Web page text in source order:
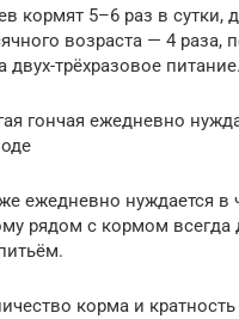
кормят 5–6 раз в сутки,
возраста — 4 раза,
двух-трёхразовое питание.
гончая ежедневно
ежедневно нуждается в
рядом с кормом всегда
корма и